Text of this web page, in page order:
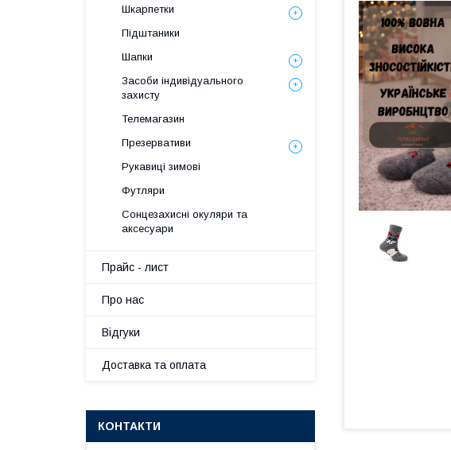
Шкарпетки
Підштаники
Шапки
Засоби індивідуального
захисту
Телемагазин
Презервативи
Рукавиці зимові
Футляри
Сонцезахисні окуляри та
аксесуари
Прайс - лист
Про нас
Вiдгуки
Доставка та оплата
КОНТАКТИ